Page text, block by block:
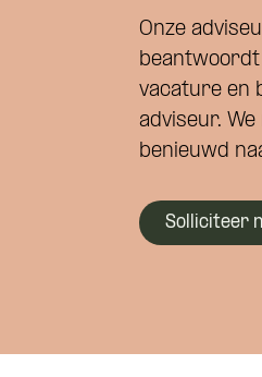
Onze
beantwoordt
vacature en
adviseur.
benieuwd
Solliciteer